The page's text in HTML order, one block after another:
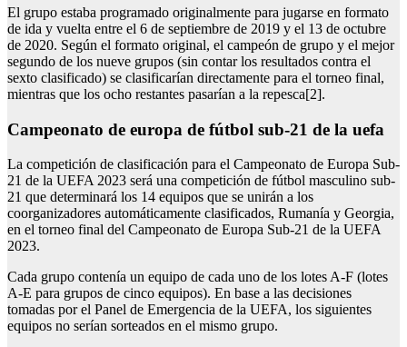
El grupo estaba programado originalmente para jugarse en formato
de ida y vuelta entre el 6 de septiembre de 2019 y el 13 de octubre
de 2020. Según el formato original, el campeón de grupo y el mejor
segundo de los nueve grupos (sin contar los resultados contra el
sexto clasificado) se clasificarían directamente para el torneo final,
mientras que los ocho restantes pasarían a la repesca[2].
campeonato de europa de fútbol sub-21 de la uefa
La competición de clasificación para el Campeonato de Europa Sub-
21 de la UEFA 2023 será una competición de fútbol masculino sub-
21 que determinará los 14 equipos que se unirán a los
coorganizadores automáticamente clasificados, Rumanía y Georgia,
en el torneo final del Campeonato de Europa Sub-21 de la UEFA
2023.
Cada grupo contenía un equipo de cada uno de los lotes A-F (lotes
A-E para grupos de cinco equipos). En base a las decisiones
tomadas por el Panel de Emergencia de la UEFA, los siguientes
equipos no serían sorteados en el mismo grupo.